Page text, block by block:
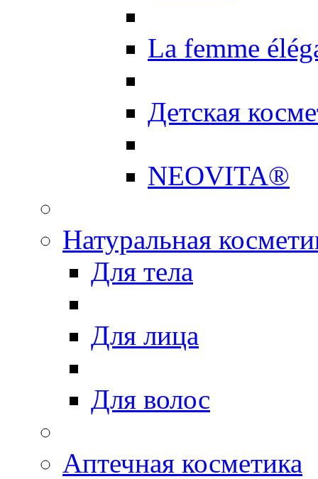
La femme
Детская
NEOVITA®
Натуральная
Для тела
Для лица
Для волос
Аптечная косметика